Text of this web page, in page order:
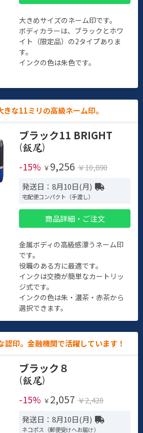
大きめサイズのネーム印です。
ボディカラーは、ブラックとホワ
イト（限定品）の2タイプありま
す。
インクの色は朱色です。
きな11ミリの高級ネーム印。
ブラック11 BRIGHT
(
)
-15% ￥ 9,256 ￥10,890
発送日：8月10日(月)
宅配便コンパクト（手渡し）
商品詳細・ご注文
金属ボディの高級感漂うネーム印
です。
役職のある方に最適です。
インクは交換が簡単なカートリッ
ジ式です。
インクの色は朱・濃茶・赤茶から
選択できます。
認印。金融機関で活躍しています！
ブラック８
(
)
-15% ￥ 2,057 ￥2,420
発送日：8月10日(月)
ネコポス（郵便受けへお届け）